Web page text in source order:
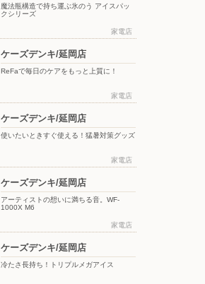
魔法瓶構造で持ち運ぶ氷のう アイスパッ
クシリーズ
家電店
ケーズデンキ/延岡店
ReFaで毎日のケアをもっと上質に！
家電店
ケーズデンキ/延岡店
使いたいときすぐ使える！猛暑対策グッズ
家電店
ケーズデンキ/延岡店
アーティストの想いに満ちる音。WF-
1000X M6
家電店
ケーズデンキ/延岡店
冷たさ長持ち！トリプルメガアイス